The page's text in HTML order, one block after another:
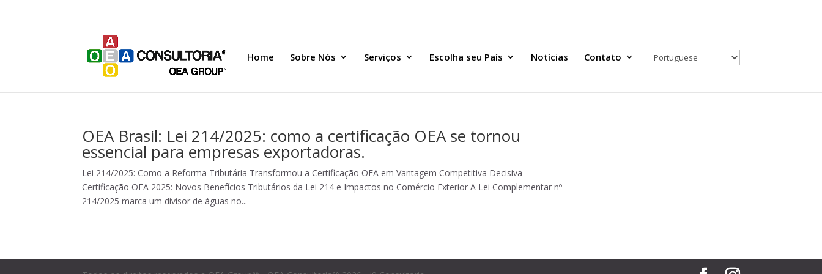
Home Sobre Nós Serviços Escolha seu País Notícias Contato
OEA Brasil: Lei 214/2025: como a certificação OEA se tornou
essencial para empresas exportadoras.
Lei 214/2025: Como a Reforma Tributária Transformou a Certificação OEA em Vantagem Competitiva Decisiva
Certificação OEA 2025: Novos Benefícios Tributários da Lei 214 e Impactos no Comércio Exterior A Lei Complementar nº
214/2025 marca um divisor de águas no...